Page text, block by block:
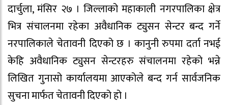
दार्चुला, मंसिर २७ । जिल्लाको महाकाली नगरपालिका क्षेत्र
भित्र संचालनमा रहेका अवैधानिक ट्युसन सेन्टर बन्द गर्ने
नरपालिकाले चेतावनी दिएको छ । कानुनी रुपमा दर्ता नभई
केहि अवैधानिक ट्युसन सेन्टरहरु संचालनमा रहेको भन्ने
लिखित गुनासो कार्यालयमा आएकोले बन्द गर्न सार्वजनिक
सुचना मार्फत चेतावनी दिएको हो ।